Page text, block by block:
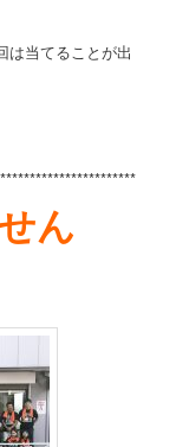
は当てることが出
ん